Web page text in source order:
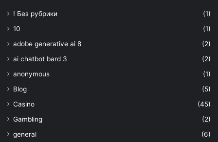
! Без рубрики
(1)
10
(1)
adobe generative ai 8
(2)
ai chatbot bard 3
(2)
anonymous
(1)
Blog
(5)
Casino
(45)
Gambling
(2)
general
(6)